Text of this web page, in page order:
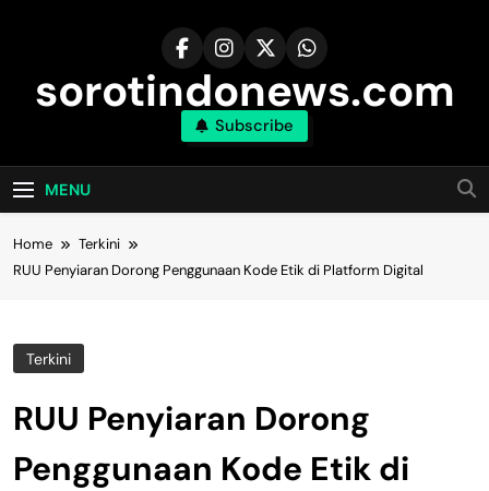
sorotindonews.com
Subscribe
MENU
Home
Terkini
RUU Penyiaran Dorong Penggunaan Kode Etik di Platform Digital
Terkini
RUU Penyiaran Dorong
Penggunaan Kode Etik di